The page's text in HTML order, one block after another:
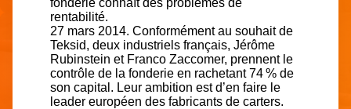
rentabilité.
27 mars 2014. Conformément au souhait de
Teksid, deux industriels français, Jérôme
Rubinstein et Franco Zaccomer, prennent le
contrôle de la fonderie en rachetant 74 % de
son capital. Leur ambition est d’en faire le
leader européen des fabricants de carters.